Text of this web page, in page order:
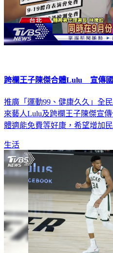
跨欄王子陳傑合體Lulu 宣傳國
推廣「運動99、健康久久」全
來藝人Lulu及跨欄王子陳傑宣
體適能免費等好康，希望增加
生活